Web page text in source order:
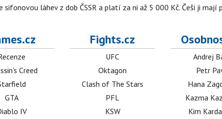
láhev z dob ČSSR a platí za ni až 5 000 Kč. Češi ji mají
Creed
GTA
IV
Fights.cz
UFC
Oktagon
Clash of The Stars
PFL
KSW
Andrej
Petr
Hana
Kazma
Kim